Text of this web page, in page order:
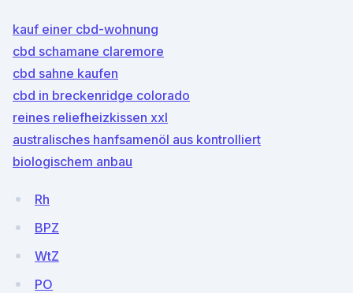
kauf einer cbd-wohnung
cbd schamane claremore
cbd sahne kaufen
cbd in breckenridge colorado
reines reliefheizkissen xxl
australisches hanfsamenöl aus kontrolliert
biologischem anbau
Rh
BPZ
WtZ
PO